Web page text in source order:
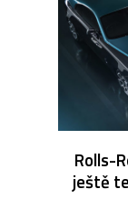
Rolls-
ještě